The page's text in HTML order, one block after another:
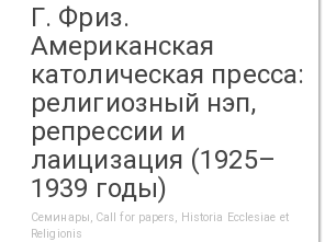
Г. Фриз.
Американская
католическая пресса:
религиозный нэп,
репрессии и
лаицизация (1925–
1939 годы)
Семинары, Call for papers, Historia Ecclesiae et
Religionis